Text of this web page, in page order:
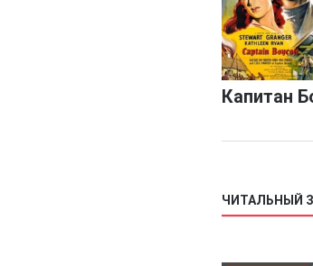
Капитан
ЧИТАЛЬНЫЙ